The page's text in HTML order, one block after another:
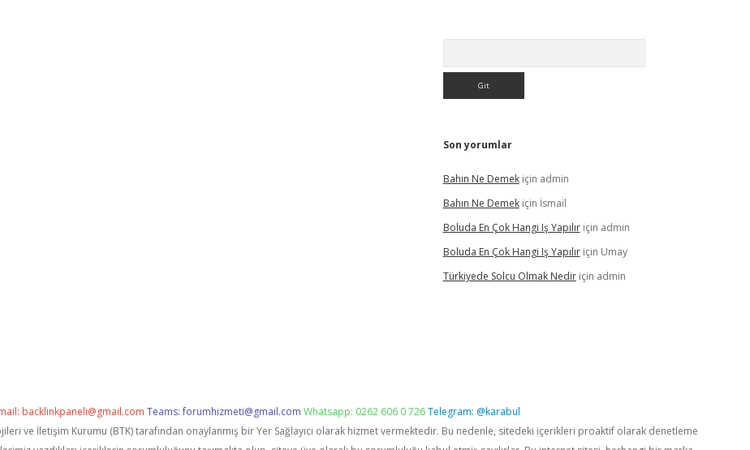
Son yorumlar
Bahın Ne Demekiçin admin
Bahın Ne Demekiçin İsmail
Boluda En Çok Hangi Iş Yapılıriçin admin
Boluda En Çok Hangi Iş Yapılıriçin Umay
Türkiyede Solcu Olmak Nediriçin admin
backlinkpaneli@gmail.com Teams:forumhizmeti@gmail.com Whatsapp: 0262 606 0 726Telegram: @karabul
ve İletişim Kurumu (BTK) tarafından onaylanmış bir Yer Sağlayıcı olarak hizmet vermektedir. Bu nedenle, sitedeki içerikleri proaktif olarak denetleme